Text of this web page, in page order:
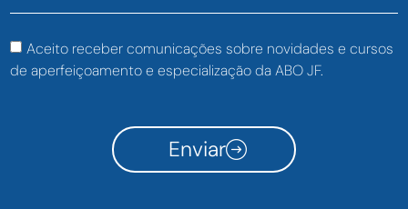
Aceito receber comunicações sobre novidades e cursos
de aperfeiçoamento e especialização da ABO JF.
Enviar